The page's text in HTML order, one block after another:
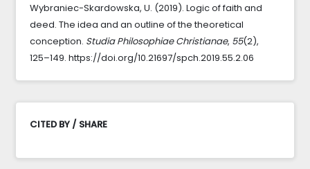
Wybraniec-Skardowska, U. (2019). Logic of faith and
deed. The idea and an outline of the theoretical
conception. Studia Philosophiae Christianae, 55(2),
125–149. https://doi.org/10.21697/spch.2019.55.2.06
CITED BY / SHARE